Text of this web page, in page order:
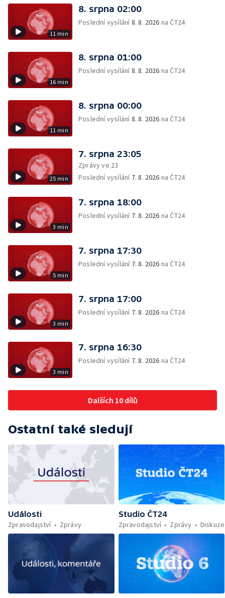
11 min
8. srpna 02:00
Poslední vysílání8. 8. 2026 na ČT24
16 min
8. srpna 01:00
Poslední vysílání8. 8. 2026 na ČT24
11 min
8. srpna 00:00
Poslední vysílání8. 8. 2026 na ČT24
25 min
7. srpna 23:05
Zprávy ve 23
Poslední vysílání 7. 8. 2026 na ČT24
3 min
7. srpna 18:00
Poslední vysílání 7. 8. 2026 na ČT24
5 min
7. srpna 17:30
Poslední vysílání 7. 8. 2026 na ČT24
3 min
7. srpna 17:00
Poslední vysílání 7. 8. 2026 na ČT24
3 min
7. srpna 16:30
Poslední vysílání 7. 8. 2026 na ČT24
Dalších 10 dílů
Ostatní také sledují
Události
Zpravodajství
Zprávy
Studio ČT24
Zpravodajství
Zprávy Diskuze